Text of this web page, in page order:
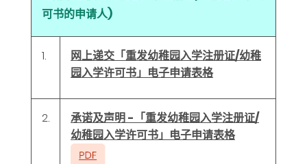
可书的申请人)
1.
网上递交「重发幼稚园入学注册证/幼稚
园入学许可书」电子申请表格
2.
承诺及声明 -「重发幼稚园入学注册证/
幼稚园入学许可书」电子申请表格